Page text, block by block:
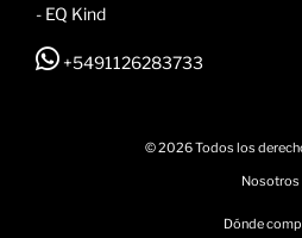
- EQ Kind
+5491126283733
© 2026 Todos los
Nosotros
Dónde